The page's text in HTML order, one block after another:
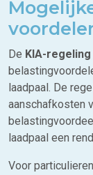
De KIA-regeling
laadpaal. De
aanschafkosten
laadpaal een
Voor